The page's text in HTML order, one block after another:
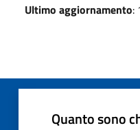
Ultimo aggiornamento:
Quanto sono